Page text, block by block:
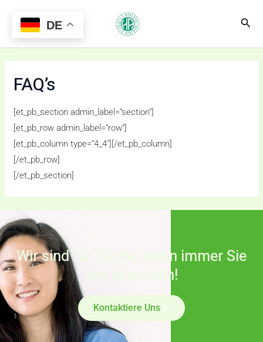
springenMenu
FAQ’s
[et_pb_section admin_label=“section“]
[et_pb_row admin_label=“row“]
[et_pb_column type=“4_4″][/et_pb_column]
[/et_pb_row]
[/et_pb_section]
Wir sind für Sie da, wann immer Sie
uns brauchen!
Kontaktiere Uns
DE